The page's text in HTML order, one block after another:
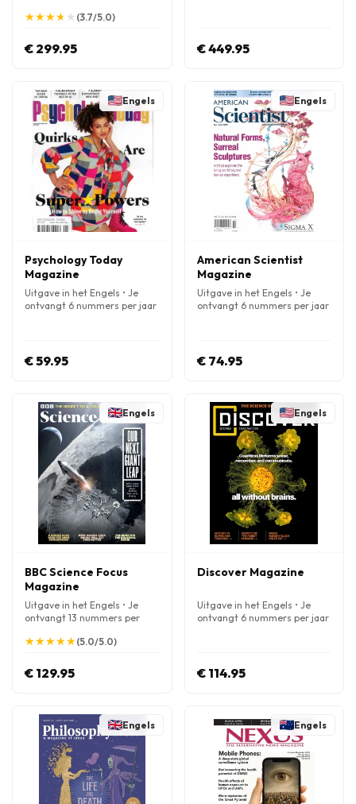
★
★★
★★
★★
★ ★
★ (3.7/5.0)
€ 299.95 € 449.95
Engels
Psychology Today
Magazine
Uitgave in het Engels • Je
ontvangt 6 nummers per jaar
€ 59.95
Engels
American Scientist
Magazine
Uitgave in het Engels • Je
ontvangt 6 nummers per jaar
€ 74.95
Engels
BBC Science Focus
Magazine
Uitgave in het Engels • Je
ontvangt 13 nummers per
★
★★
★★
★★
★★
★(5.0/5.0)
€ 129.95
Engels
Discover Magazine
Uitgave in het Engels • Je
ontvangt 6 nummers per jaar
€ 114.95
Engels Engels